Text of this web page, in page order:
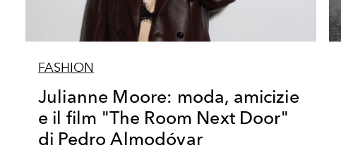
FASHION
Julianne Moore: moda, amicizie
e il film "The Room Next Door"
di Pedro Almodóvar